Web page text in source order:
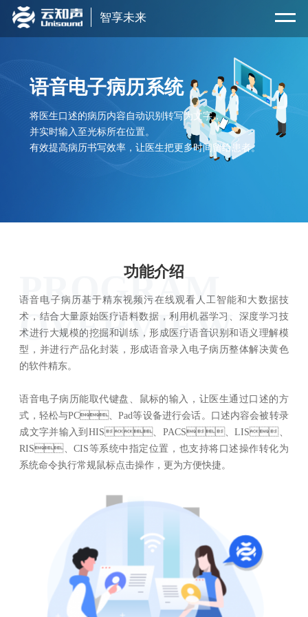
智享未来
语音电子病历系统
将医生口述的病历内容自动识别转写为文字，
并实时输入至光标所在位置。
有效提高病历书写效率，让医生把更多时间留给患者。
功能介绍
PROGRAM
OVERVIEW
语音电子病历基于精东视频污在线观看人工智能和大数据技
术，结合大量原始医疗语料数据，利用机器学习、深度学习技
术进行大规模的挖掘和训练，形成医疗语音识别和语义理解模
型，并进行产品化封装，形成语音录入电子病历整体解决黄色
的软件精东。
语音电子病历能取代键盘、鼠标的输入，让医生通过口述的方
式，轻松与PC、Pad等设备进行会话。口述内容会被转录
成文字并输入到HIS、PACS、LIS、
RIS、CIS等系统中指定位置，也支持将口述操作转化为
系统命令执行常规鼠标点击操作，更为方便快捷。